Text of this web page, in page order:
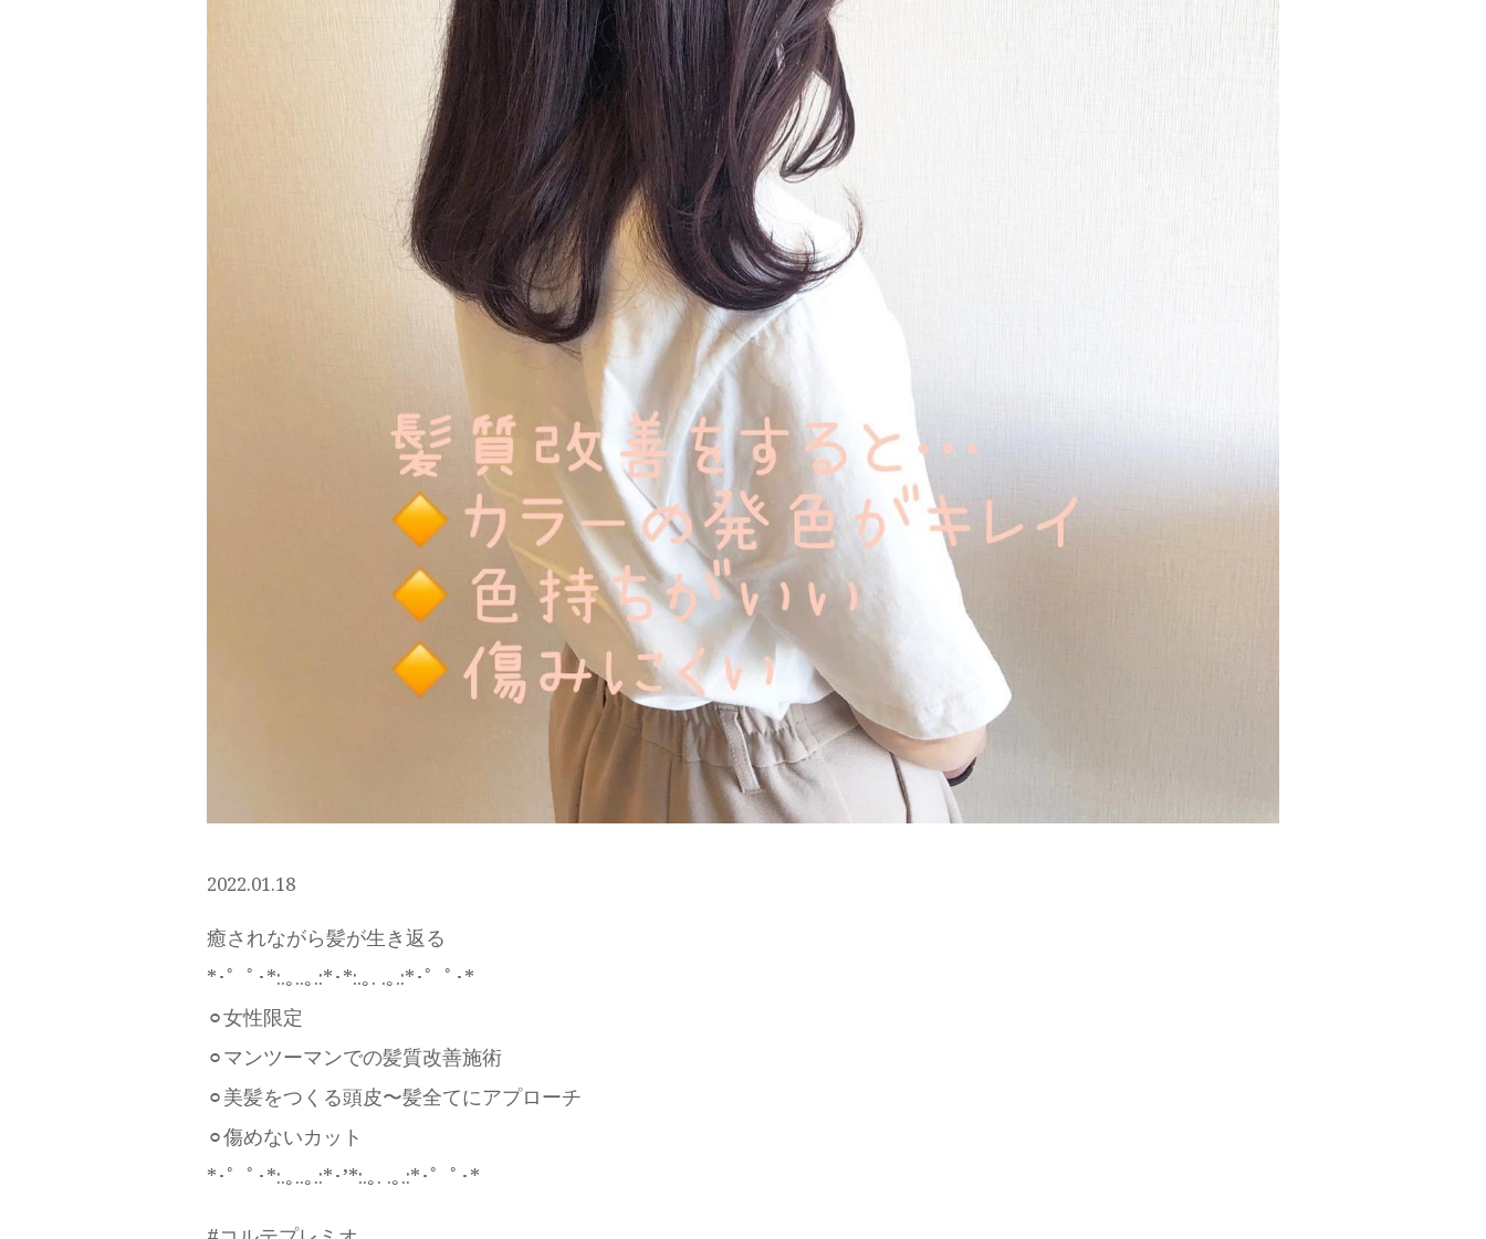
2022.01.18
癒されながら髪が生き返る
*･゜ﾟ･*:.｡..｡.:*･*:.｡. .｡.:*･゜ﾟ･*
⚪︎女性限定
⚪︎マンツーマンでの髪質改善施術
⚪︎美髪をつくる頭皮〜髪全てにアプローチ
⚪︎傷めないカット
*･゜ﾟ･*:.｡..｡.:*･’*:.｡. .｡.:*･゜ﾟ･*